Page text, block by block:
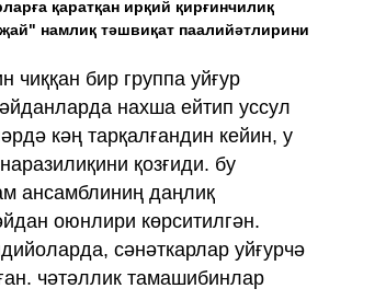
қаратқан ирқий қирғинчилиқ
намлиқ тәшвиқат паалийәтлирини
чиққан бир группа уйғур
нахша ейтип уссул
кәң тарқалғандин кейин, у
қозғиди. бу
ансамблиниң даңлиқ
оюнлири көрситилгән.
сәнәткарлар уйғурчә
чәтәллик тамашибинлар